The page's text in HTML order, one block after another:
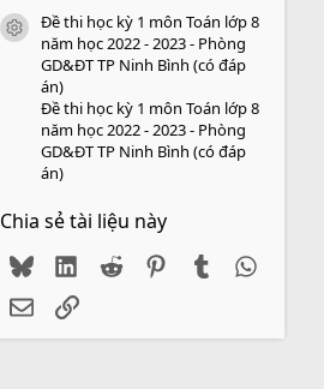
icon tài liệu
Đề thi học kỳ 1 môn Toán lớp 8
năm học 2022 - 2023 - Phòng
GD&ĐT TP Ninh Bình (có đáp
án)
Đề thi học kỳ 1 môn Toán lớp 8
năm học 2022 - 2023 - Phòng
GD&ĐT TP Ninh Bình (có đáp
án)
Chia sẻ tài liệu này
BlueskyLinkedIn
Reddit PinterestTumblr
EmailLink